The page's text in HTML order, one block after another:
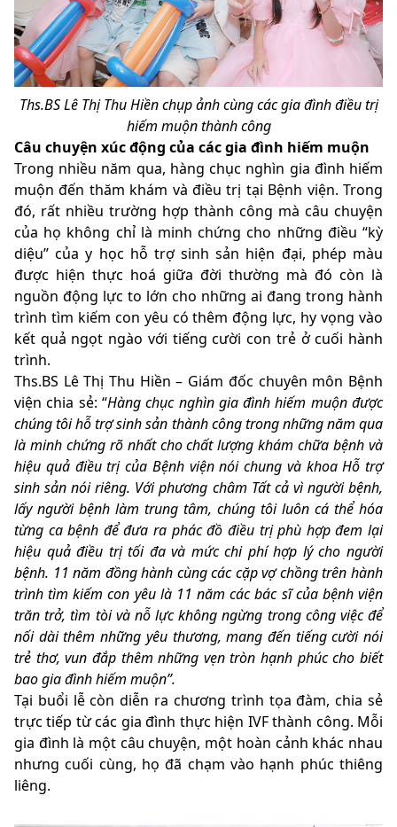
Ths.BS Lê Thị Thu Hiền chụp ảnh cùng các gia đình điều trị
hiếm muộn thành công
Câu chuyện xúc động của các gia đình hiếm muộn
Trong nhiều năm qua, hàng chục nghìn gia đình hiếm
muộn đến thăm khám và điều trị tại Bệnh viện. Trong
đó, rất nhiều trường hợp thành công mà câu chuyện
của họ không chỉ là minh chứng cho những điều “kỳ
diệu” của y học hỗ trợ sinh sản hiện đại, phép màu
được hiện thực hoá giữa đời thường mà đó còn là
nguồn động lực to lớn cho những ai đang trong hành
trình tìm kiếm con yêu có thêm động lực, hy vọng vào
kết quả ngọt ngào với tiếng cười con trẻ ở cuối hành
trình.
Ths.BS Lê Thị Thu Hiền – Giám đốc chuyên môn Bệnh
viện chia sẻ: “Hàng chục nghìn gia đình hiếm muộn được
chúng tôi hỗ trợ sinh sản thành công trong những năm qua
là minh chứng rõ nhất cho chất lượng khám chữa bệnh và
hiệu quả điều trị của Bệnh viện nói chung và khoa Hỗ trợ
sinh sản nói riêng. Với phương châm Tất cả vì người bệnh,
lấy người bệnh làm trung tâm, chúng tôi luôn cá thể hóa
từng ca bệnh để đưa ra phác đồ điều trị phù hợp đem lại
hiệu quả điều trị tối đa và mức chi phí hợp lý cho người
bệnh. 11 năm đồng hành cùng các cặp vợ chồng trên hành
trình tìm kiếm con yêu là 11 năm các bác sĩ của bệnh viện
trăn trở, tìm tòi và nỗ lực không ngừng trong công việc để
nối dài thêm những yêu thương, mang đến tiếng cười nói
trẻ thơ, vun đắp thêm những vẹn tròn hạnh phúc cho biết
bao gia đình hiếm muộn”.
Tại buổi lễ còn diễn ra chương trình tọa đàm, chia sẻ
trực tiếp từ các gia đình thực hiện IVF thành công. Mỗi
gia đình là một câu chuyện, một hoàn cảnh khác nhau
nhưng cuối cùng, họ đã chạm vào hạnh phúc thiêng
liêng.